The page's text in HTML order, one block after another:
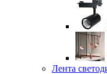
Лента